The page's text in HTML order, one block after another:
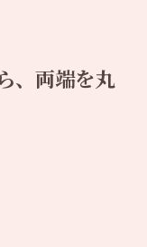
、両端を丸